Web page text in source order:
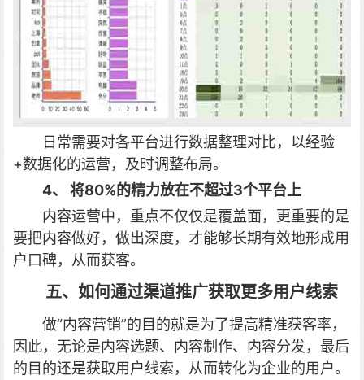
日常需要对各平台进行数据整理对比，以经验
+数据化的运营，及时调整布局。
4、 将80%的精力放在不超过3个平台上
内容运营中，重点不仅仅是覆盖面，更重要的是
要把内容做好，做出深度，才能够长期有效地形成用
户口碑，从而获客。
五、如何通过渠道推广获取更多用户线索
做“内容营销”的目的就是为了提高精准获客率，
因此，无论是内容选题、内容制作、内容分发，最后
的目的还是获取用户线索，从而转化为企业的用户。